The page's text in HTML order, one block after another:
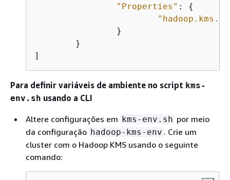
"Properties" : {
Para definir variáveis de ambiente no script kms-
env.sh usando a CLI
Altere configurações em kms-env.sh por meio
da configuração hadoop-kms-env . Crie um
cluster com o Hadoop KMS usando o seguinte
comando: